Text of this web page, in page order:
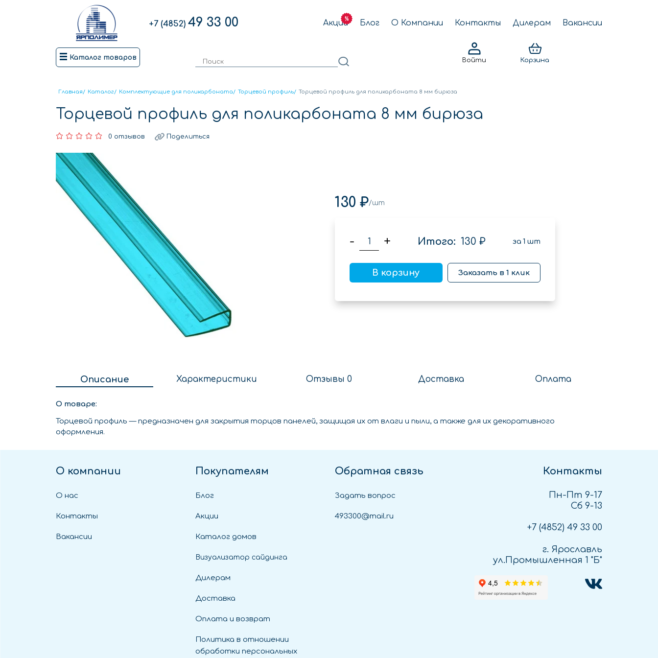
+7 (4852) 49 33 00 Акции Блог О Компании Контакты Дилерам Вакансии
Каталог товаров Войти Корзина
Главная/ Каталог/ Комплектующие для поликарбоната/ Торцевой профиль/ Торцевой профиль для поликарбоната 8 мм бирюза
Торцевой профиль для поликарбоната 8 мм бирюза
0 отзывов Поделиться
130 ₽/шт
- + Итого: 130 ₽ за 1 шт
В корзину Заказать в 1 клик
Описание Характеристики Отзывы 0 Доставка Оплата
О товаре:
Торцевой профиль — предназначен для закрытия торцов панелей, защищая их от влаги и пыли, а также для их декоративного
оформления.
О компании
О нас
Контакты
Вакансии
Покупателям
Блог
Акции
Каталог домов
Визуализатор сайдинга
Дилерам
Доставка
Оплата и возврат
Политика в отношении
обработки персональных
Обратная связь
Задать вопрос
493300@mail.ru
Контакты
Пн-Пт 9-17
Сб 9-13
+7 (4852) 49 33 00
г. Ярославль
ул.Промышленная 1 "Б"